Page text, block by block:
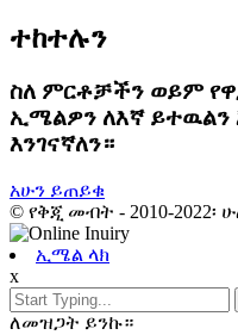
ተከተሉን
ስለ ምርቶቻችን ወይም
ኢሜልዎን ለእኛ ይተዉልን
እንገናኛለን።
አሁን ይጠይቁ
© የቅጂ መብት - 2010-
ኢሜል ላክ
x
ለመዝጋት ይንኩ።